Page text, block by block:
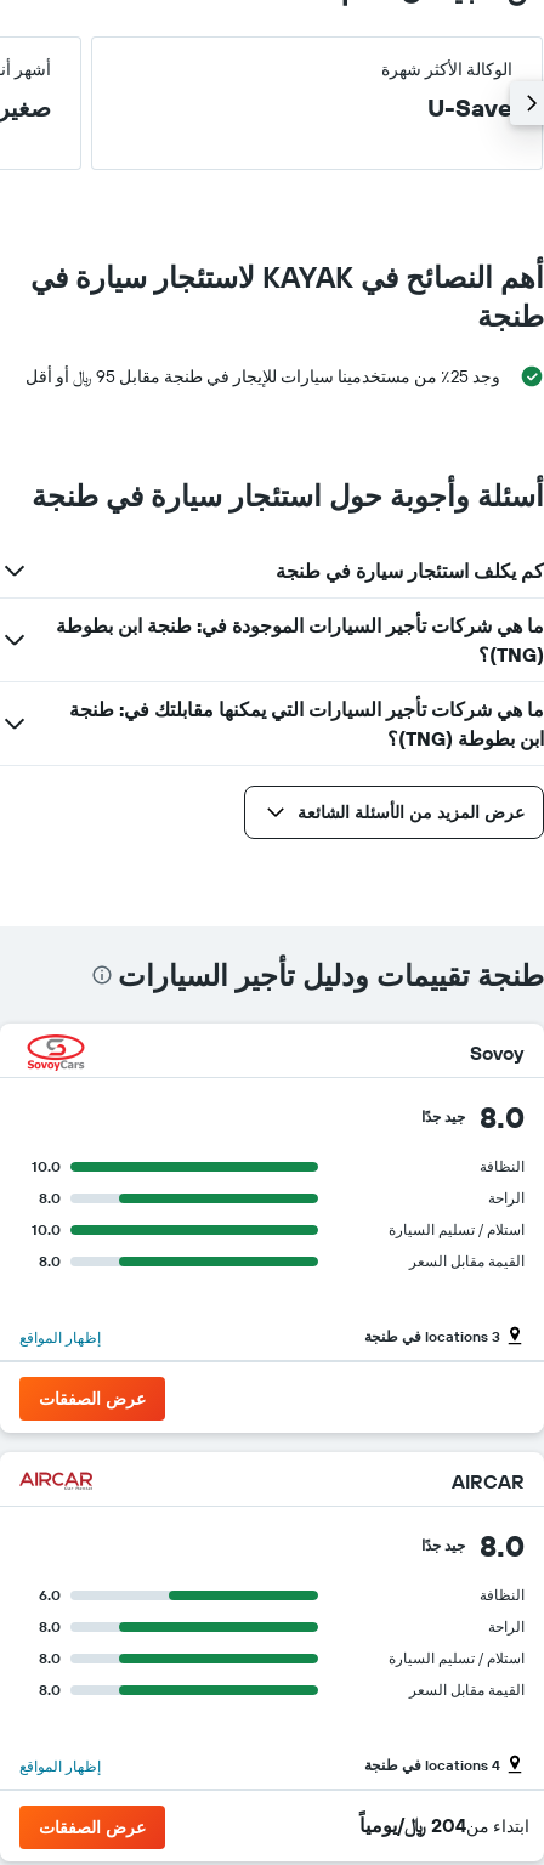
الوكالة الأكثر شهرة أشهر
U-Save
أهم النصائح في KAYAK لاستئجار سيارة في
طنجة
وجد 25٪ من مستخدمينا سيارات للإيجار في طنجة مقابل 95 ﷼ أو أقل
أسئلة وأجوبة حول استئجار سيارة في طنجة
كم يكلف استئجار سيارة في طنجة
ما هي شركات تأجير السيارات الموجودة في: طنجة ابن بطوطة
(TNG)؟
ما هي شركات تأجير السيارات التي يمكنها مقابلتك في: طنجة
ابن بطوطة (TNG)؟
عرض المزيد من الأسئلة الشائعة
طنجة تقييمات ودليل تأجير السيارات
Sovoy
8.0 جيد جدًا
النظافة
10.0
الراحة
8.0
استلام / تسليم السيارة
10.0
القيمة مقابل السعر
8.0
3 locations في طنجة إظهار المواقع
عرض الصفقات
AIRCAR
8.0 جيد جدًا
النظافة
6.0
الراحة
8.0
استلام / تسليم السيارة
8.0
القيمة مقابل السعر
8.0
4 locations في طنجة إظهار المواقع
ابتداء من204 ﷼/يومياً عرض الصفقات